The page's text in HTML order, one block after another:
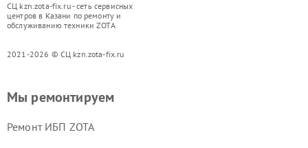
СЦ kzn.zota-fix.ru - сеть сервисных
центров в Казани по ремонту и
обслуживанию техники ZOTA
2021-2026 © СЦ kzn.zota-fix.ru
Мы ремонтируем
Ремонт ИБП ZOTA